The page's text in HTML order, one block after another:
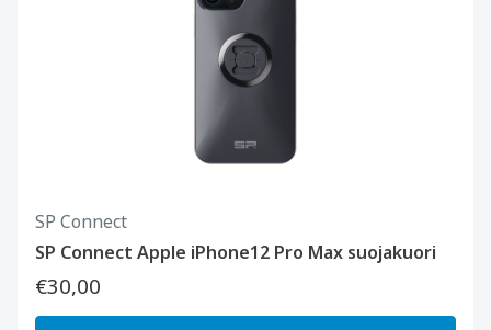
SP Connect
SP Connect Apple iPhone12 Pro Max suojakuori
€30,00